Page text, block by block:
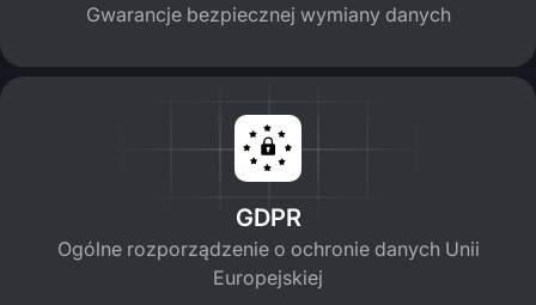
Gwarancje bezpiecznej wymiany danych
GDPR
Ogólne rozporządzenie o ochronie danych Unii
Europejskiej